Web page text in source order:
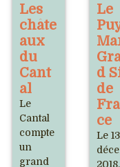
Les
châte
aux
du
Cant
al
Le
Cantal
compte
un
grand
Le
d
de
ce
Le 13